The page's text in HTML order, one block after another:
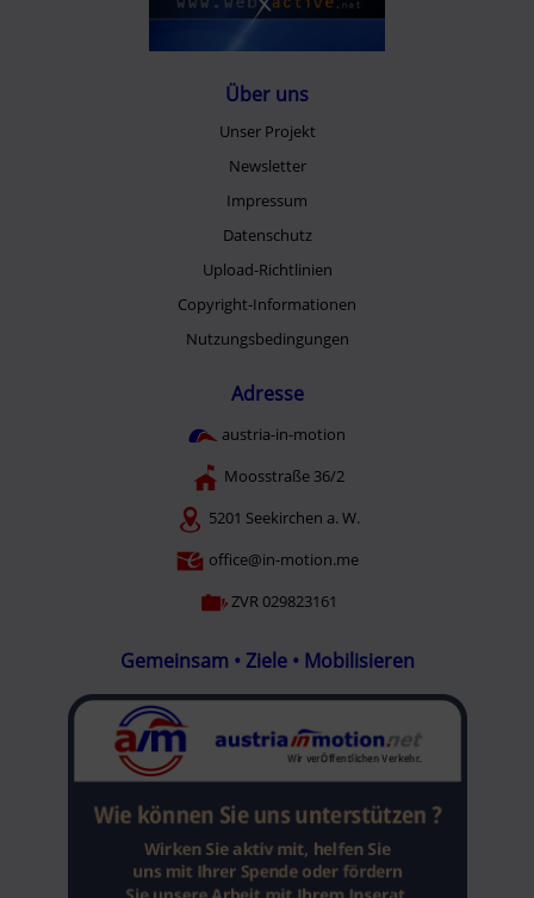
Über uns
Unser Projekt
Newsletter
Impressum
Datenschutz
Upload-Richtlinien
Copyright-Informationen
Nutzungsbedingungen
Adresse
austria-in-motion
Moosstraße 36/2
5201 Seekirchen a. W.
office@in-motion.me
ZVR 029823161
Gemeinsam • Ziele • Mobilisieren